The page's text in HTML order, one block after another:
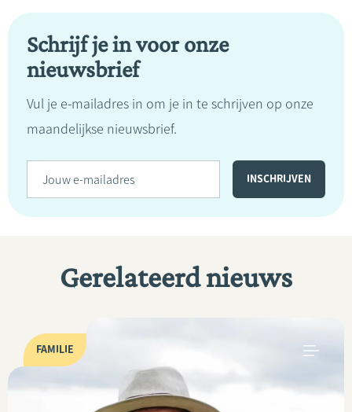
Schrijf je in voor onze
nieuwsbrief
Vul je e-mailadres in om je in te schrijven op onze
maandelijkse nieuwsbrief.
Gerelateerd nieuws
FAMILIE